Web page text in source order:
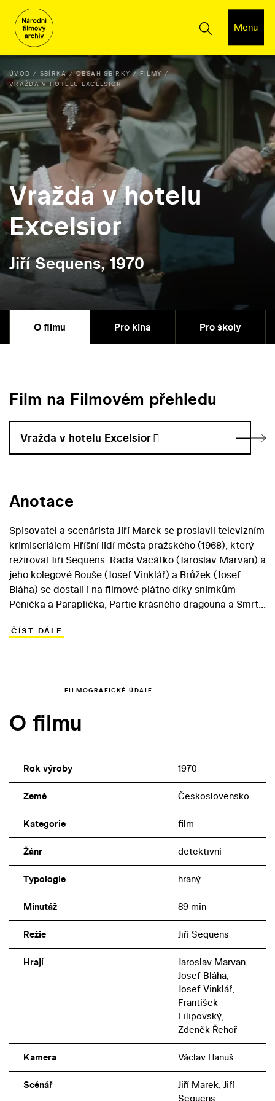
Menu
ÚVOD SBÍRKA OBSAH SBÍRKY
FILMY
VRAŽDA V HOTELU EXCELSIOR
Vražda v hotelu
Excelsior
Jiří Sequens, 1970
O filmu Pro kina Pro školy
Film na Filmovém přehledu
Vražda v hotelu Excelsior
Anotace
Spisovatel a scenárista Jiří Marek se proslavil televizním
krimiseriálem Hříšní lidí města pražského (1968), který
režíroval Jiří Sequens. Rada Vacátko (Jaroslav Marvan) a
jeho kolegové Bouše (Josef Vinklář) a Brůžek (Josef
Bláha) se dostali i na filmové plátno díky snímkům
Pěnička a Paraplíčka, Partie krásného dragouna a Smrt
Mordparta z prvorepublikové Prahy tentokrát vyšetřuje
Mrázek (František Filipovský), který v oblíbeném
detektiv. Při pátrání vyjdou najevo i machinace
ČÍST DÁLE
FILMOGRAFICKÉ ÚDAJE
O filmu
Rok výroby 1970
Země Československo
Kategorie film
Žánr detektivní
Typologie hraný
Minutáž 89 min
Režie Jiří Sequens
Hrají
Jaroslav Marvan,
Josef Bláha,
Josef Vinklář,
František
Filipovský,
Zdeněk Řehoř
Kamera Václav Hanuš
Scénář
Jiří Marek, Jiří